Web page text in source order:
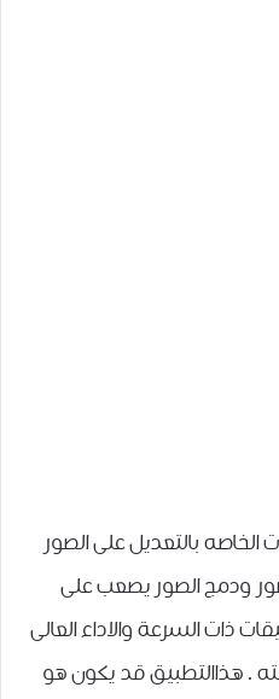
ﺍﻟﺨﺎﺻﻪ ﺑﺎﻟﺘﻌﺪﻳﻞ ﻋﻠﻰ ﺍﻟﺼﻮﺭ
ﻭﺩﻣﺞ ﺍﻟﺼﻮﺭ يصعب على
ذات السرعة ﻭﺍﻻﺩﺍﺀ ﺍﻟﻌﺎﻟﻰ
. هذاالتطبيق قد يكون هو